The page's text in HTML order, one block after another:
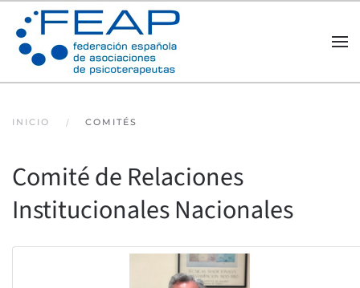
Skip to main content
INICIO COMITÉS
Comité de Relaciones
Institucionales Nacionales